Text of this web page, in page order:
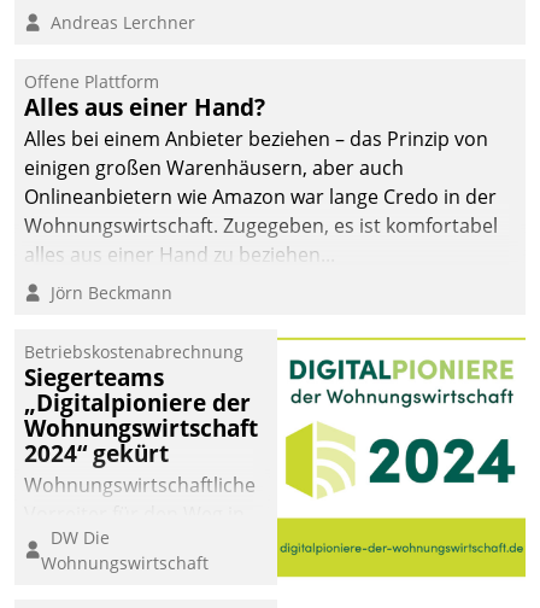
Andreas Lerchner
Offene Plattform
Alles aus einer Hand?
Alles bei einem Anbieter beziehen – das Prinzip von
einigen großen Warenhäusern, aber auch
Onlineanbietern wie Amazon war lange Credo in der
Wohnungswirtschaft. Zugegeben, es ist komfortabel
alles aus einer Hand zu beziehen...
Jörn Beckmann
Betriebskostenabrechnung
Siegerteams
„Digitalpioniere der
Wohnungswirtschaft
2024“ gekürt
Wohnungswirtschaftliche
eine digitale Zukunft zu
finden, ist das Ziel des
DW Die
Wohnungswirtschaft